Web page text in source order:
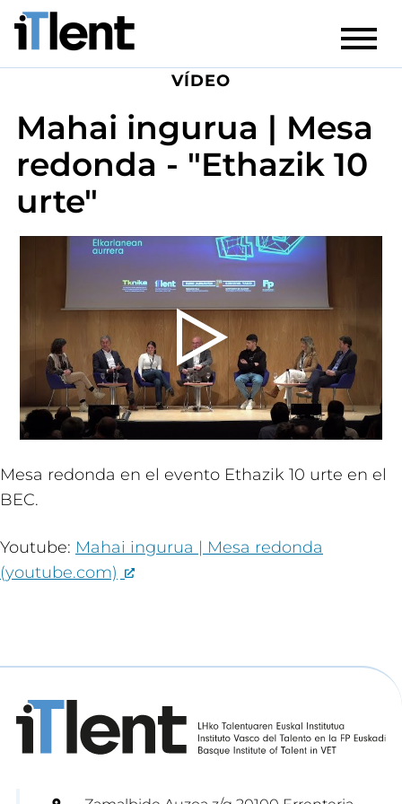
VÍDEO
Mahai ingurua | Mesa
redonda - "Ethazik 10
urte"
Mesa redonda en el evento Ethazik 10 urte en el
BEC.
Youtube: Mahai ingurua | Mesa redonda
(youtube.com)